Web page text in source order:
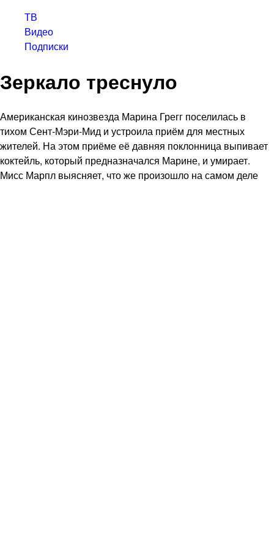
ТВ
Видео
Подписки
Зеркало треснуло
Американская кинозвезда Марина Грегг поселилась в
тихом Сент-Мэри-Мид и устроила приём для местных
жителей. На этом приёме её давняя поклонница выпивает
коктейль, который предназначался Марине, и умирает.
Мисс Марпл выясняет, что же произошло на самом деле